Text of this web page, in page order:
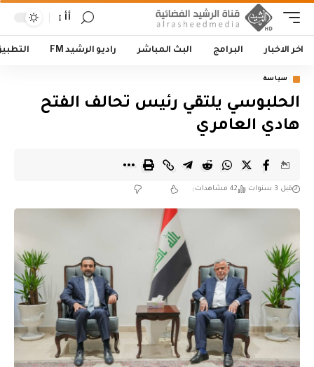
أأ
اخر الاخبار البرامج البث المباشر راديو الرشيد FM
سياسة
الحلبوسي يلتقي رئيس تحالف الفتح
هادي العامري
قبل 3 سنوات 42 مشاهدات